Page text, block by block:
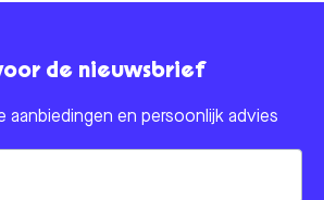
de nieuwsbrief
aanbiedingen en persoonlijk advies